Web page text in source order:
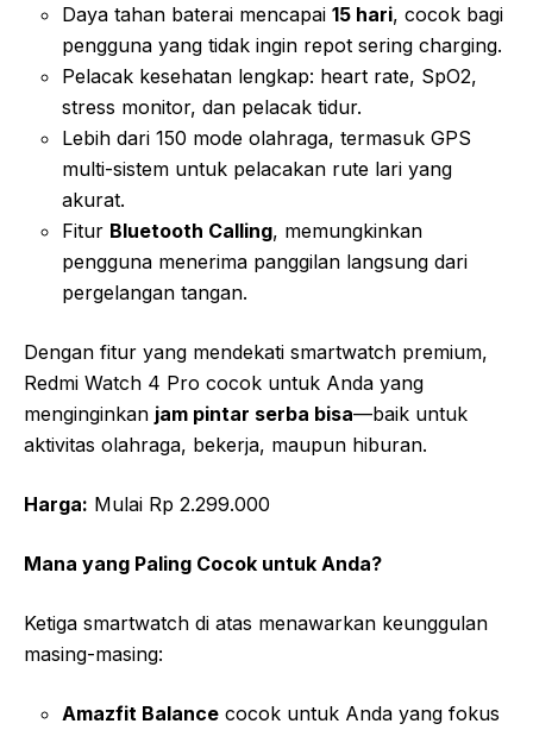
Daya tahan baterai mencapai 15 hari, cocok bagi
pengguna yang tidak ingin repot sering charging.
Pelacak kesehatan lengkap: heart rate, SpO2,
stress monitor, dan pelacak tidur.
Lebih dari 150 mode olahraga, termasuk GPS
multi-sistem untuk pelacakan rute lari yang
akurat.
Fitur Bluetooth Calling, memungkinkan
pengguna menerima panggilan langsung dari
pergelangan tangan.
Dengan fitur yang mendekati smartwatch premium,
Redmi Watch 4 Pro cocok untuk Anda yang
menginginkan jam pintar serba bisa—baik untuk
aktivitas olahraga, bekerja, maupun hiburan.
Harga: Mulai Rp 2.299.000
Mana yang Paling Cocok untuk Anda?
Ketiga smartwatch di atas menawarkan keunggulan
masing-masing:
Amazfit Balance cocok untuk Anda yang fokus